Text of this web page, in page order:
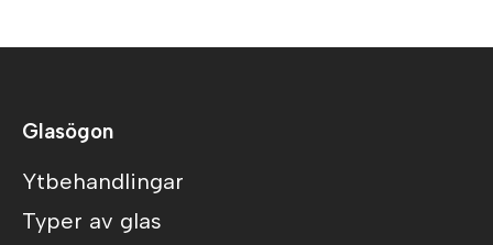
Glasögon
Ytbehandlingar
Typer av glas